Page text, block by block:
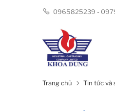
0965825239 -
Trang chủ Tin tức và